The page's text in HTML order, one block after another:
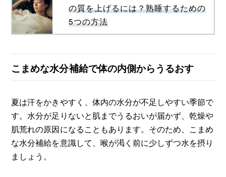
の質を上げるには？熟睡するための
5つの方法
こまめな水分補給で体の内側からうるおす
夏は汗をかきやすく、体内の水分が不足しやすい季節で
す。水分が足りないと肌までうるおいが届かず、乾燥や
肌荒れの原因になることもあります。そのため、こまめ
な水分補給を意識して、喉が渇く前に少しずつ水を摂り
ましょう。